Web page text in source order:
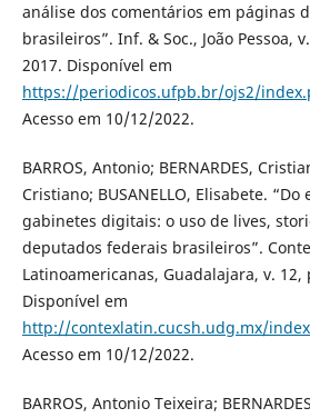
análise dos comentários em páginas
brasileiros”. Inf. & Soc., João Pessoa,
2017. Disponível em
https://periodicos.ufpb.br/ojs2/
Acesso em 10/12/2022.
BARROS, Antonio; BERNARDES,
Cristiano; BUSANELLO, Elisabete. “Do
gabinetes digitais: o uso de lives,
deputados federais brasileiros”.
Latinoamericanas, Guadalajara, v. 12,
Disponível em
http://contexlatin.cucsh.udg.mx/
Acesso em 10/12/2022.
BARROS, Antonio Teixeira;